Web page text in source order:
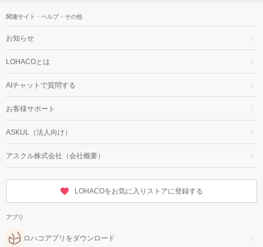
関連サイト・ヘルプ・その他
お知らせ
LOHACOとは
AIチャットで質問する
お客様サポート
ASKUL（法人向け）
アスクル株式会社（会社概要）
LOHACOをお気に入りストアに登録する
アプリ
ロハコアプリをダウンロード